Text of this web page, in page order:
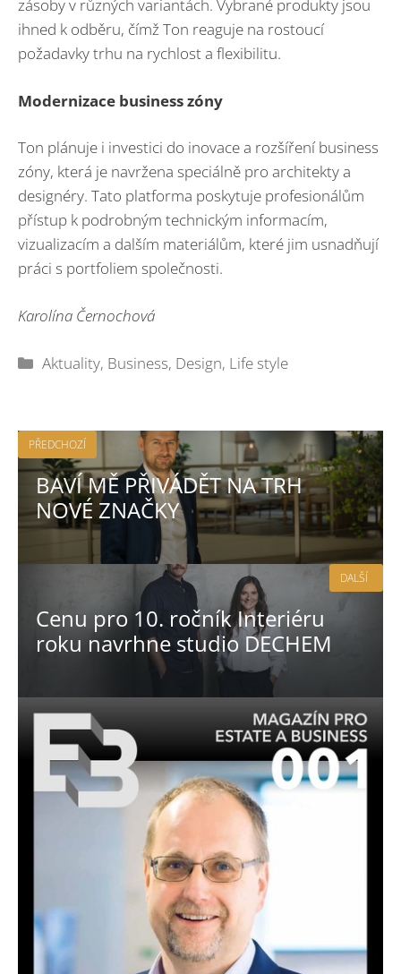
zásoby v různých variantách. Vybrané produkty jsou
ihned k odběru, čímž Ton reaguje na rostoucí
požadavky trhu na rychlost a flexibilitu.
Modernizace business zóny
Ton plánuje i investici do inovace a rozšíření business
zóny, která je navržena speciálně pro architekty a
designéry. Tato platforma poskytuje profesionálům
přístup k podrobným technickým informacím,
vizualizacím a dalším materiálům, které jim usnadňují
práci s portfoliem společnosti.
Karolína Černochová
Rubriky
Aktuality, Business, Design, Life style
PŘEDCHOZÍ
BAVÍ MĚ PŘIVÁDĚT NA TRH
NOVÉ ZNAČKY
Cenu pro 10. ročník Interiéru
roku navrhne studio DECHEM
DALŠÍ